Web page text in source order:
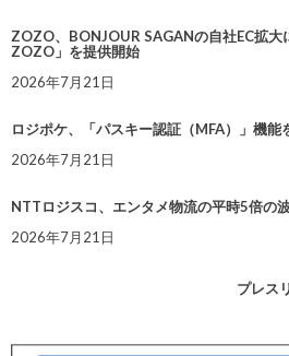
ZOZO、BONJOUR SAGANの自社EC拡
ZOZO」を提供開始
2026年7月21日
ロジポケ、「パスキー認証（MFA）」機能
2026年7月21日
NTTロジスコ、エンタメ物流の平時5倍の
2026年7月21日
プレス